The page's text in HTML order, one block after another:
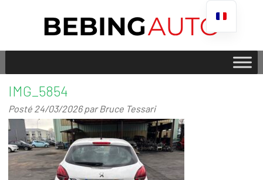
IMG_5854
Posté 24/03/2026parBruce Tessari